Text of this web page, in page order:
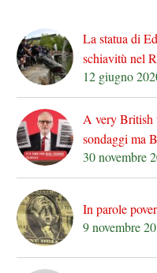
La statua di
schiavitù nel
12 giugno
A very British
sondaggi ma
30 novembre
In parole
9 novembre